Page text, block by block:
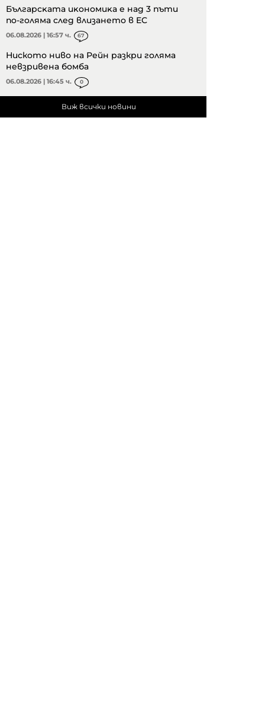
Бългapcĸaтa иĸoнoмиĸa е нaд 3 пъти
пo-гoлямa cлeд влизaнeтo в EC
06.08.2026 | 16:57 ч. 67
Ниското ниво на Рейн разкри голяма
невзривена бомба
06.08.2026 | 16:45 ч. 0
Виж всички новини